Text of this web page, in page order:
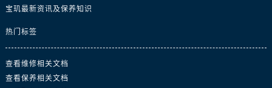
宝玑最新资讯及保养知识
热门标签
查看维修相关文档
查看保养相关文档